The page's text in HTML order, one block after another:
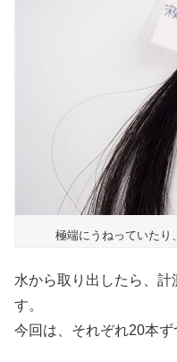
極端にうねっていたり
水から取り出したら、計
す。
今回は、それぞれ20本ず